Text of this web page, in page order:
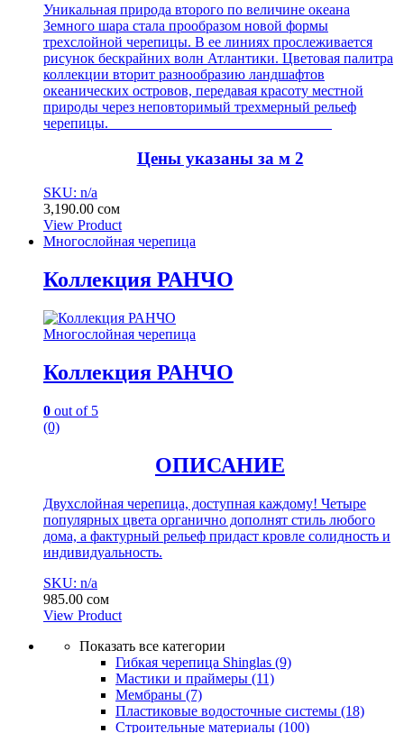
Уникальная природа второго по величине океана
Земного шара стала прообразом новой формы
трехслойной черепицы. В ее линиях прослеживается
рисунок бескрайних волн Атлантики. Цветовая палитра
коллекции вторит разнообразию ландшафтов
океанических островов, передавая красоту местной
природы через неповторимый трехмерный рельеф
черепицы.
Цены указаны за м 2
SKU: n/a
3,190.00 сом
View Product
Многослойная черепица
Коллекция РАНЧО
Многослойная черепица
Коллекция РАНЧО
0 out of 5
(0)
ОПИСАНИЕ
Двухслойная черепица, доступная каждому! Четыре
популярных цвета органично дополнят стиль любого
дома, а фактурный рельеф придаст кровле солидность и
индивидуальность.
SKU: n/a
985.00 сом
View Product
Показать все категории
Гибкая черепица Shinglas (9)
Мастики и праймеры (11)
Мембраны (7)
Пластиковые водосточные системы (18)
Строительные материалы (100)